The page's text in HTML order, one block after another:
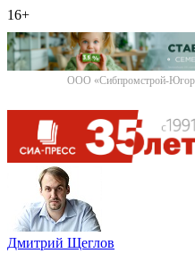
16+
ООО «Сибпромстрой-
Дмитрий Щеглов